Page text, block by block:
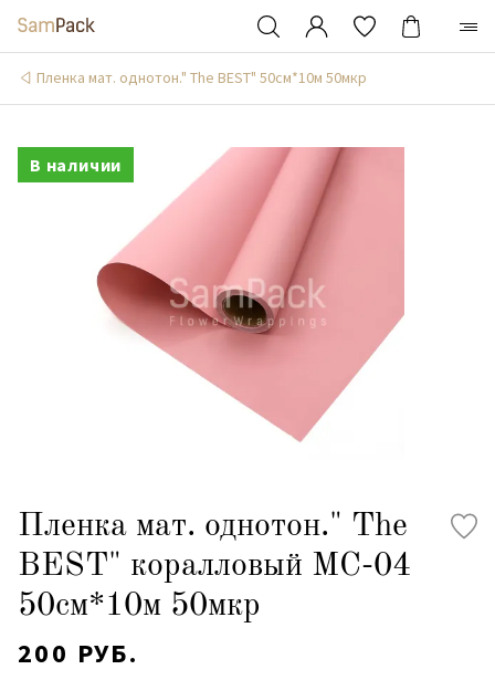
Пленка мат. однотон." The BEST" 50см*10м 50мкр
В наличии
Пленка мат. однотон." The
BEST" коралловый МС-04
50см*10м 50мкр
200 РУБ.